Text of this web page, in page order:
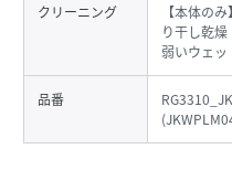
クリーニング
【本体の
り干し乾
弱いウェ
品番
(